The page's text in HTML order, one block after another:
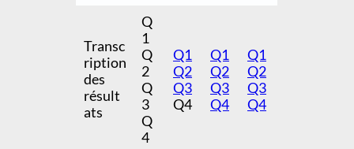
Transc
ription
des
résult
ats
Q
1
Q
2
Q
3
Q
4
Q1
Q2
Q3
Q4
Q1
Q2
Q3
Q4
Q1
Q2
Q3
Q4